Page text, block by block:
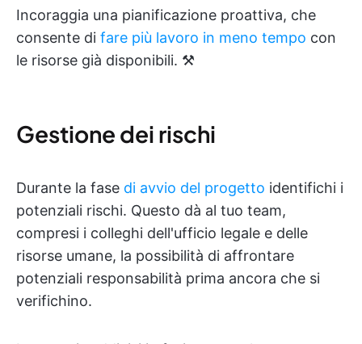
Incoraggia una pianificazione proattiva, che
consente di fare più lavoro in meno tempo con
le risorse già disponibili. ⚒️
Gestione dei rischi
Durante la fase di avvio del progetto identifichi i
potenziali rischi. Questo dà al tuo team,
compresi i colleghi dell'ufficio legale e delle
risorse umane, la possibilità di affrontare
potenziali responsabilità prima ancora che si
verifichino.